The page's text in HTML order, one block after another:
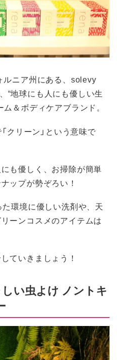
ルニア州にある、solevy
“地球にも人にも優しい生
＆ボディケアブランド。
クリーン」という意味で
も優しく、お掃除が簡単
ップが勢ぞろい！
た環境に優しい洗剤や、天
ーンコスメのアイテムは
ていきましょう！
い虫よけ ノントキ